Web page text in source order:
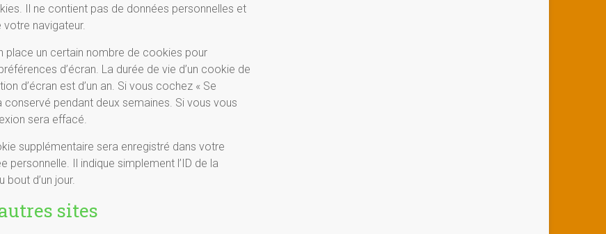
Il ne contient pas de données personnelles et
navigateur.
place un certain nombre de cookies pour
d’écran. La durée de vie d’un cookie de
d’écran est d’un an. Si vous cochez « Se
pendant deux semaines. Si vous vous
sera effacé.
supplémentaire sera enregistré dans votre
Il indique simplement l’ID de la
d’un jour.
sites